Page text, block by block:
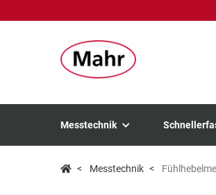
Messtechnik
Messtechnik